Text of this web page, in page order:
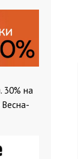
30% на